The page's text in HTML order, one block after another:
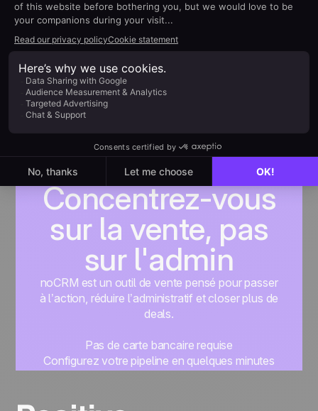
Zapier
Concentrez-vous
sur la vente, pas
sur l'admin
noCRM est un outil de vente pensé pour passer
à l’action, réduire l’administratif et closer plus de
deals.
Pas de carte bancaire requise
Configurez votre pipeline en quelques minutes